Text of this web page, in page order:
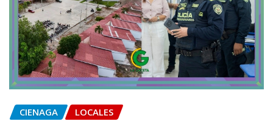
CIENAGA LOCALES